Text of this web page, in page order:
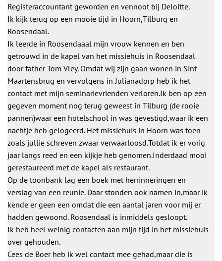
Registeraccountant geworden en vennoot bij Deloitte.
Ik kijk terug op een mooie tijd in Hoorn,Tilburg en
Roosendaal.
Ik leerde in Roosendaaal mijn vrouw kennen en ben
getrouwd in de kapel van het missiehuis in Roosendaal
door father Tom Vley. Omdat wij zijn gaan wonen in Sint
Maartensbrug en vervolgens in Julianadorp heb ik het
contact met mijn seminarievrienden verloren.Ik ben op een
gegeven moment nog terug geweest in Tilburg (de rooie
pannen)waar een hotelschool in was gevestigd,waar ik een
nachtje heb gelogeerd. Het missiehuis in Hoorn was toen
zoals jullie schreven zwaar verwaarloosd.Totdat ik er vorig
jaar langs reed en een kijkje heb genomen.Inderdaad mooi
gerestaureerd met de kapel als restaurant.
Op de toonbank lag een boek met herrinneringen en
verslag van een reunie. Daar stonden ook namen in,maar ik
kende er geen een omdat die een aantal jaren voor mij er
hadden gewoond. Roosendaal is inmiddels gesloopt.
Ik heb heel weinig contacten aan mijn tijd in het missiehuis
over gehouden.
Cees de Boer heb ik wel contact mee gehad,maar die is